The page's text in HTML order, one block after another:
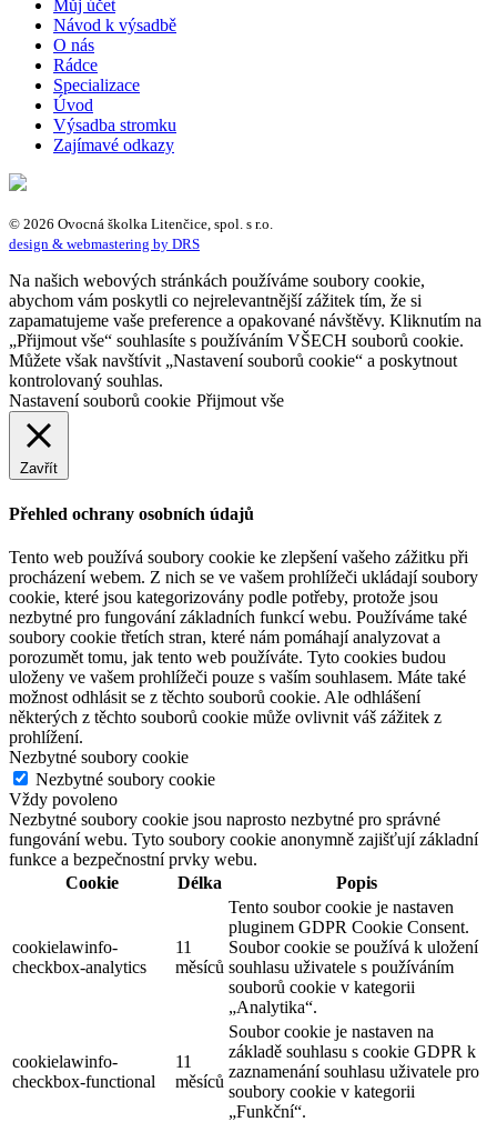
Můj účet
Návod k výsadbě
O nás
Rádce
Specializace
Úvod
Výsadba stromku
Zajímavé odkazy
© 2026 Ovocná školka Litenčice, spol. s r.o.
design & webmastering by DRS
Na našich webových stránkách používáme soubory cookie,
abychom vám poskytli co nejrelevantnější zážitek tím, že si
zapamatujeme vaše preference a opakované návštěvy. Kliknutím na
„Přijmout vše“ souhlasíte s používáním VŠECH souborů cookie.
Můžete však navštívit „Nastavení souborů cookie“ a poskytnout
kontrolovaný souhlas.
Nastavení souborů cookie Přijmout vše
Zavřít
Přehled ochrany osobních údajů
Tento web používá soubory cookie ke zlepšení vašeho zážitku při
procházení webem. Z nich se ve vašem prohlížeči ukládají soubory
cookie, které jsou kategorizovány podle potřeby, protože jsou
nezbytné pro fungování základních funkcí webu. Používáme také
soubory cookie třetích stran, které nám pomáhají analyzovat a
porozumět tomu, jak tento web používáte. Tyto cookies budou
uloženy ve vašem prohlížeči pouze s vaším souhlasem. Máte také
možnost odhlásit se z těchto souborů cookie. Ale odhlášení
některých z těchto souborů cookie může ovlivnit váš zážitek z
prohlížení.
Nezbytné soubory cookie
Nezbytné soubory cookie
Vždy povoleno
Nezbytné soubory cookie jsou naprosto nezbytné pro správné
fungování webu. Tyto soubory cookie anonymně zajišťují základní
funkce a bezpečnostní prvky webu.
Cookie
Délka Popis
cookielawinfo-
checkbox-analytics
11
měsíců
Tento soubor cookie je nastaven
pluginem GDPR Cookie Consent.
Soubor cookie se používá k uložení
souhlasu uživatele s používáním
souborů cookie v kategorii
„Analytika“.
cookielawinfo-
checkbox-functional
11
měsíců
Soubor cookie je nastaven na
základě souhlasu s cookie GDPR k
zaznamenání souhlasu uživatele pro
soubory cookie v kategorii
„Funkční“.